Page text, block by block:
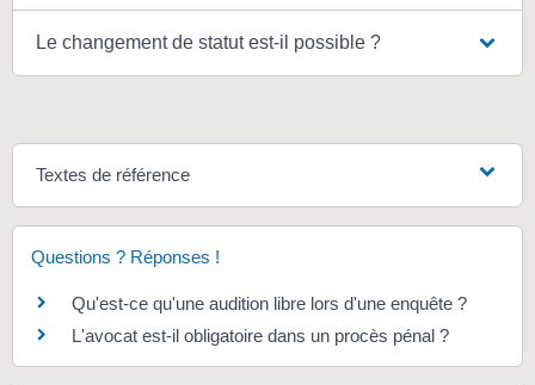
Le changement de statut est-il possible ?
Textes de référence
Questions ? Réponses !
Qu'est-ce qu'une audition libre lors d'une enquête ?
L'avocat est-il obligatoire dans un procès pénal ?